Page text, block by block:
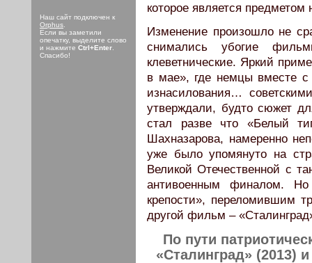
Наш сайт подключен к
Orphus
Если вы заметили
опечатку, выделите слово
и нажмите Ctrl+Enter
Спасибо!
которое является предметом
Изменение произошло не
снимались убогие
клеветнические. Яркий
в мае», где немцы вместе с
изнасилования…
утверждали, будто сюжет
стал разве что «Белый
Шахназарова, намеренно
уже было упомянуто на
Великой Отечественной с
антивоенным финалом.
крепости», переломившим
другой фильм –
По пути
«Сталинград» (2013)